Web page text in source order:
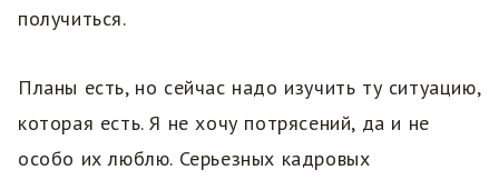
получиться.
Планы есть, но сейчас надо изучить ту ситуацию,
которая есть. Я не хочу потрясений, да и не
особо их люблю. Серьезных кадровых